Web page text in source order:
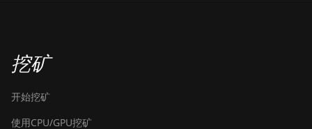
挖矿
开始挖矿
使用CPU/GPU挖矿